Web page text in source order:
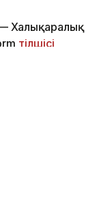
Халықаралық
тілшісі